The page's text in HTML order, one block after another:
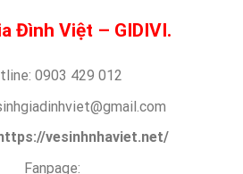
Đình Việt – GIDIVI.
0903 429 012
https://vesinhnhaviet.net/
Fanpage: